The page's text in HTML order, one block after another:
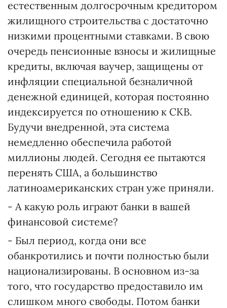
естественным долгосрочным кредитором
жилищного строительства с достаточно
низкими процентными ставками. В свою
очередь пенсионные взносы и жилищные
кредиты, включая ваучер, защищены от
инфляции специальной безналичной
денежной единицей, которая постоянно
индексируется по отношению к СКВ.
Будучи внедренной, эта система
немедленно обеспечила работой
миллионы людей. Сегодня ее пытаются
перенять США, а большинство
латиноамериканских стран уже приняли.
- А какую роль играют банки в вашей
финансовой системе?
- Был период, когда они все
обанкротились и почти полностью были
национализированы. В основном из-за
того, что государство предоставило им
слишком много свободы. Потом банки